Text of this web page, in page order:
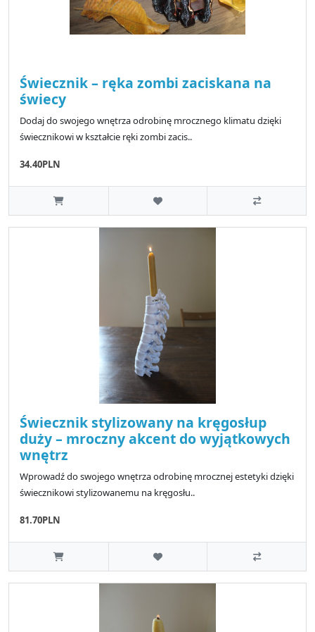
Świecznik – ręka zombi zaciskana na
świecy
Dodaj do swojego wnętrza odrobinę mrocznego klimatu dzięki
świecznikowi w kształcie ręki zombi zacis..
34.40PLN
Świecznik stylizowany na kręgosłup
duży – mroczny akcent do wyjątkowych
wnętrz
Wprowadź do swojego wnętrza odrobinę mrocznej estetyki dzięki
świecznikowi stylizowanemu na kręgosłu..
81.70PLN